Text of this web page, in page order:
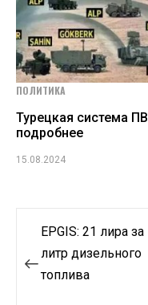
ПОЛИТИКА
Турецкая система
подробнее
15.08.2024
Навигация
по
EPGIS: 21 лира за
литр дизельного
топлива